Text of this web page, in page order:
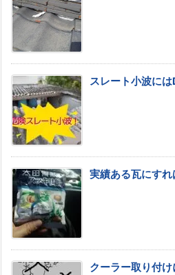
スレート小波に
実績ある瓦にすれ
クーラー取り付